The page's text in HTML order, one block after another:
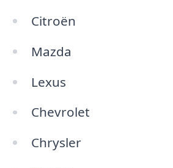
Citroën
Mazda
Lexus
Chevrolet
Chrysler